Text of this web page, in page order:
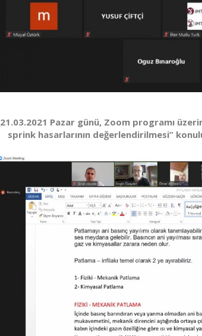
21.03.2021 Pazar günü, Zoom programı
sprink hasarlarının değerlendirilmesi”